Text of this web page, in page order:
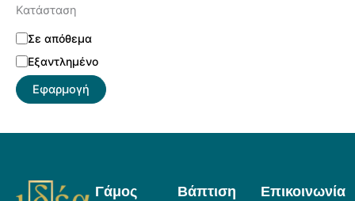
Κατάσταση
Σε απόθεμα
Εξαντλημένο
Εφαρμογή
Γάμος Βάπτιση Επικοινωνία